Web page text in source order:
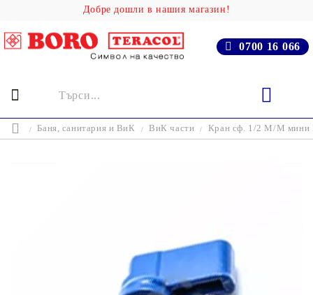
Добре дошли в нашия магазин!
0700 16 066
Баня, cанитария и ВиК ВиК части Кран сф. 1/2 М/М мини